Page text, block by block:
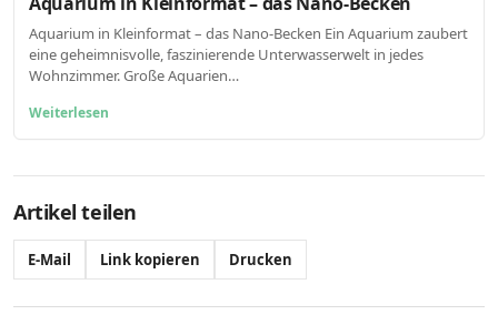
Aquarium in Kleinformat – das Nano-Becken Ein Aquarium zaubert
eine geheimnisvolle, faszinierende Unterwasserwelt in jedes
Wohnzimmer. Große Aquarien…
Weiterlesen
Artikel teilen
E-Mail Link kopieren Drucken